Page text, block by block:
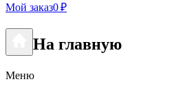
Мой заказ0 ₽
На главную
Меню